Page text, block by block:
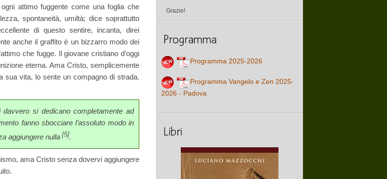
attimo fuggente come una foglia che
spon­taneità, umiltà; dice soprattutto
di questo sentire, incanta, direi
anche il graffito è un bizzarro modo dei
che fugge. Il giovane cristiano d’oggi
eterna. Ama Cristo, sem­plicemente
sua vita, lo sente un compagno di strada.
si dedicano completamente ad
fanno sbocciare l’assoluto modo in
aggiungere nulla[5].
ama Cristo senza dovervi aggiungere
Grazie!
Programma 2025-2026
Programma Vangelo e Zen 2025-
2026 - Padova